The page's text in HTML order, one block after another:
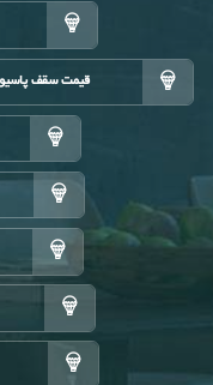
قیمت سقف پاسیو